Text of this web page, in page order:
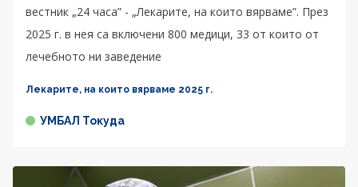
вестник „24 часа” - „Лекарите, на които вярваме”. През
2025 г. в нея са включени 800 медици, 33 от които от
лечебното ни заведение
Лекарите, на които вярваме 2025 г.
УМБАЛ Токуда